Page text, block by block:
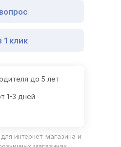
1 клик
до 5 лет
1-3 дней
интернет-магазина и